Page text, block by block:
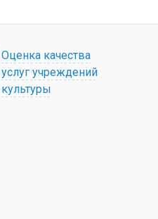
Оценка качества
услуг учреждений
культуры